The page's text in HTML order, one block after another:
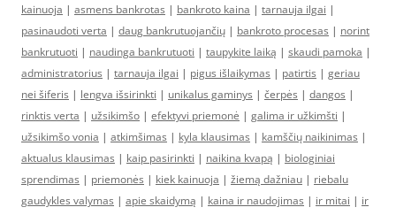
kainuoja | asmens bankrotas | bankroto kaina | tarnauja ilgai |
pasinaudoti verta | daug bankrutuojančių | bankroto procesas | norint
bankrutuoti | naudinga bankrutuoti | taupykite laiką | skaudi pamoka |
administratorius | tarnauja ilgai | pigus išlaikymas | patirtis | geriau
nei šiferis | lengva išsirinkti | unikalus gaminys | čerpės | dangos |
rinktis verta | užsikimšo | efektyvi priemonė | galima ir užkimšti |
užsikimšo vonia | atkimšimas | kyla klausimas | kamščių naikinimas |
aktualus klausimas | kaip pasirinkti | naikina kvapą | biologiniai
sprendimas | priemonės | kiek kainuoja | žiemą dažniau | riebalu
gaudykles valymas | apie skaidymą | kaina ir naudojimas | ir mitai | ir